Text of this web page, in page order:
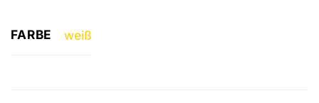
FARBE weiß